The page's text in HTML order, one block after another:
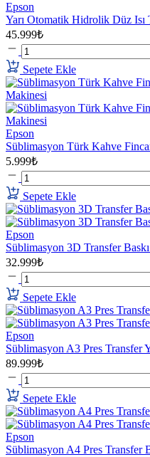
Epson
Yarı Otomatik Hidrolik Düz Isı
45.999₺
Sepete Ekle
Epson
Süblimasyon Türk Kahve
5.999₺
Sepete Ekle
Epson
Süblimasyon 3D Transfer
32.999₺
Sepete Ekle
Epson
Süblimasyon A3 Pres Transfer
89.999₺
Sepete Ekle
Epson
Süblimasyon A4 Pres Transfer